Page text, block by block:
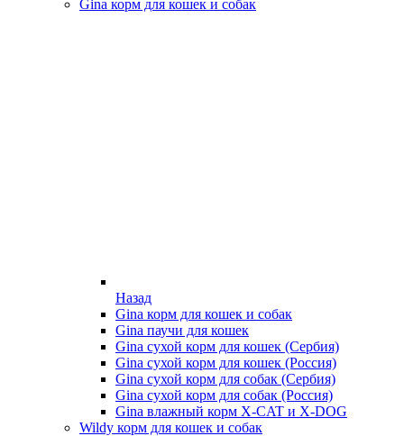
Gina корм для кошек и собак
Назад
Gina корм для кошек и собак
Gina паучи для кошек
Gina сухой корм для кошек (Сербия)
Gina сухой корм для кошек (Россия)
Gina сухой корм для собак (Сербия)
Gina сухой корм для собак (Россия)
Gina влажный корм X-CAT и X-DOG
Wildy корм для кошек и собак